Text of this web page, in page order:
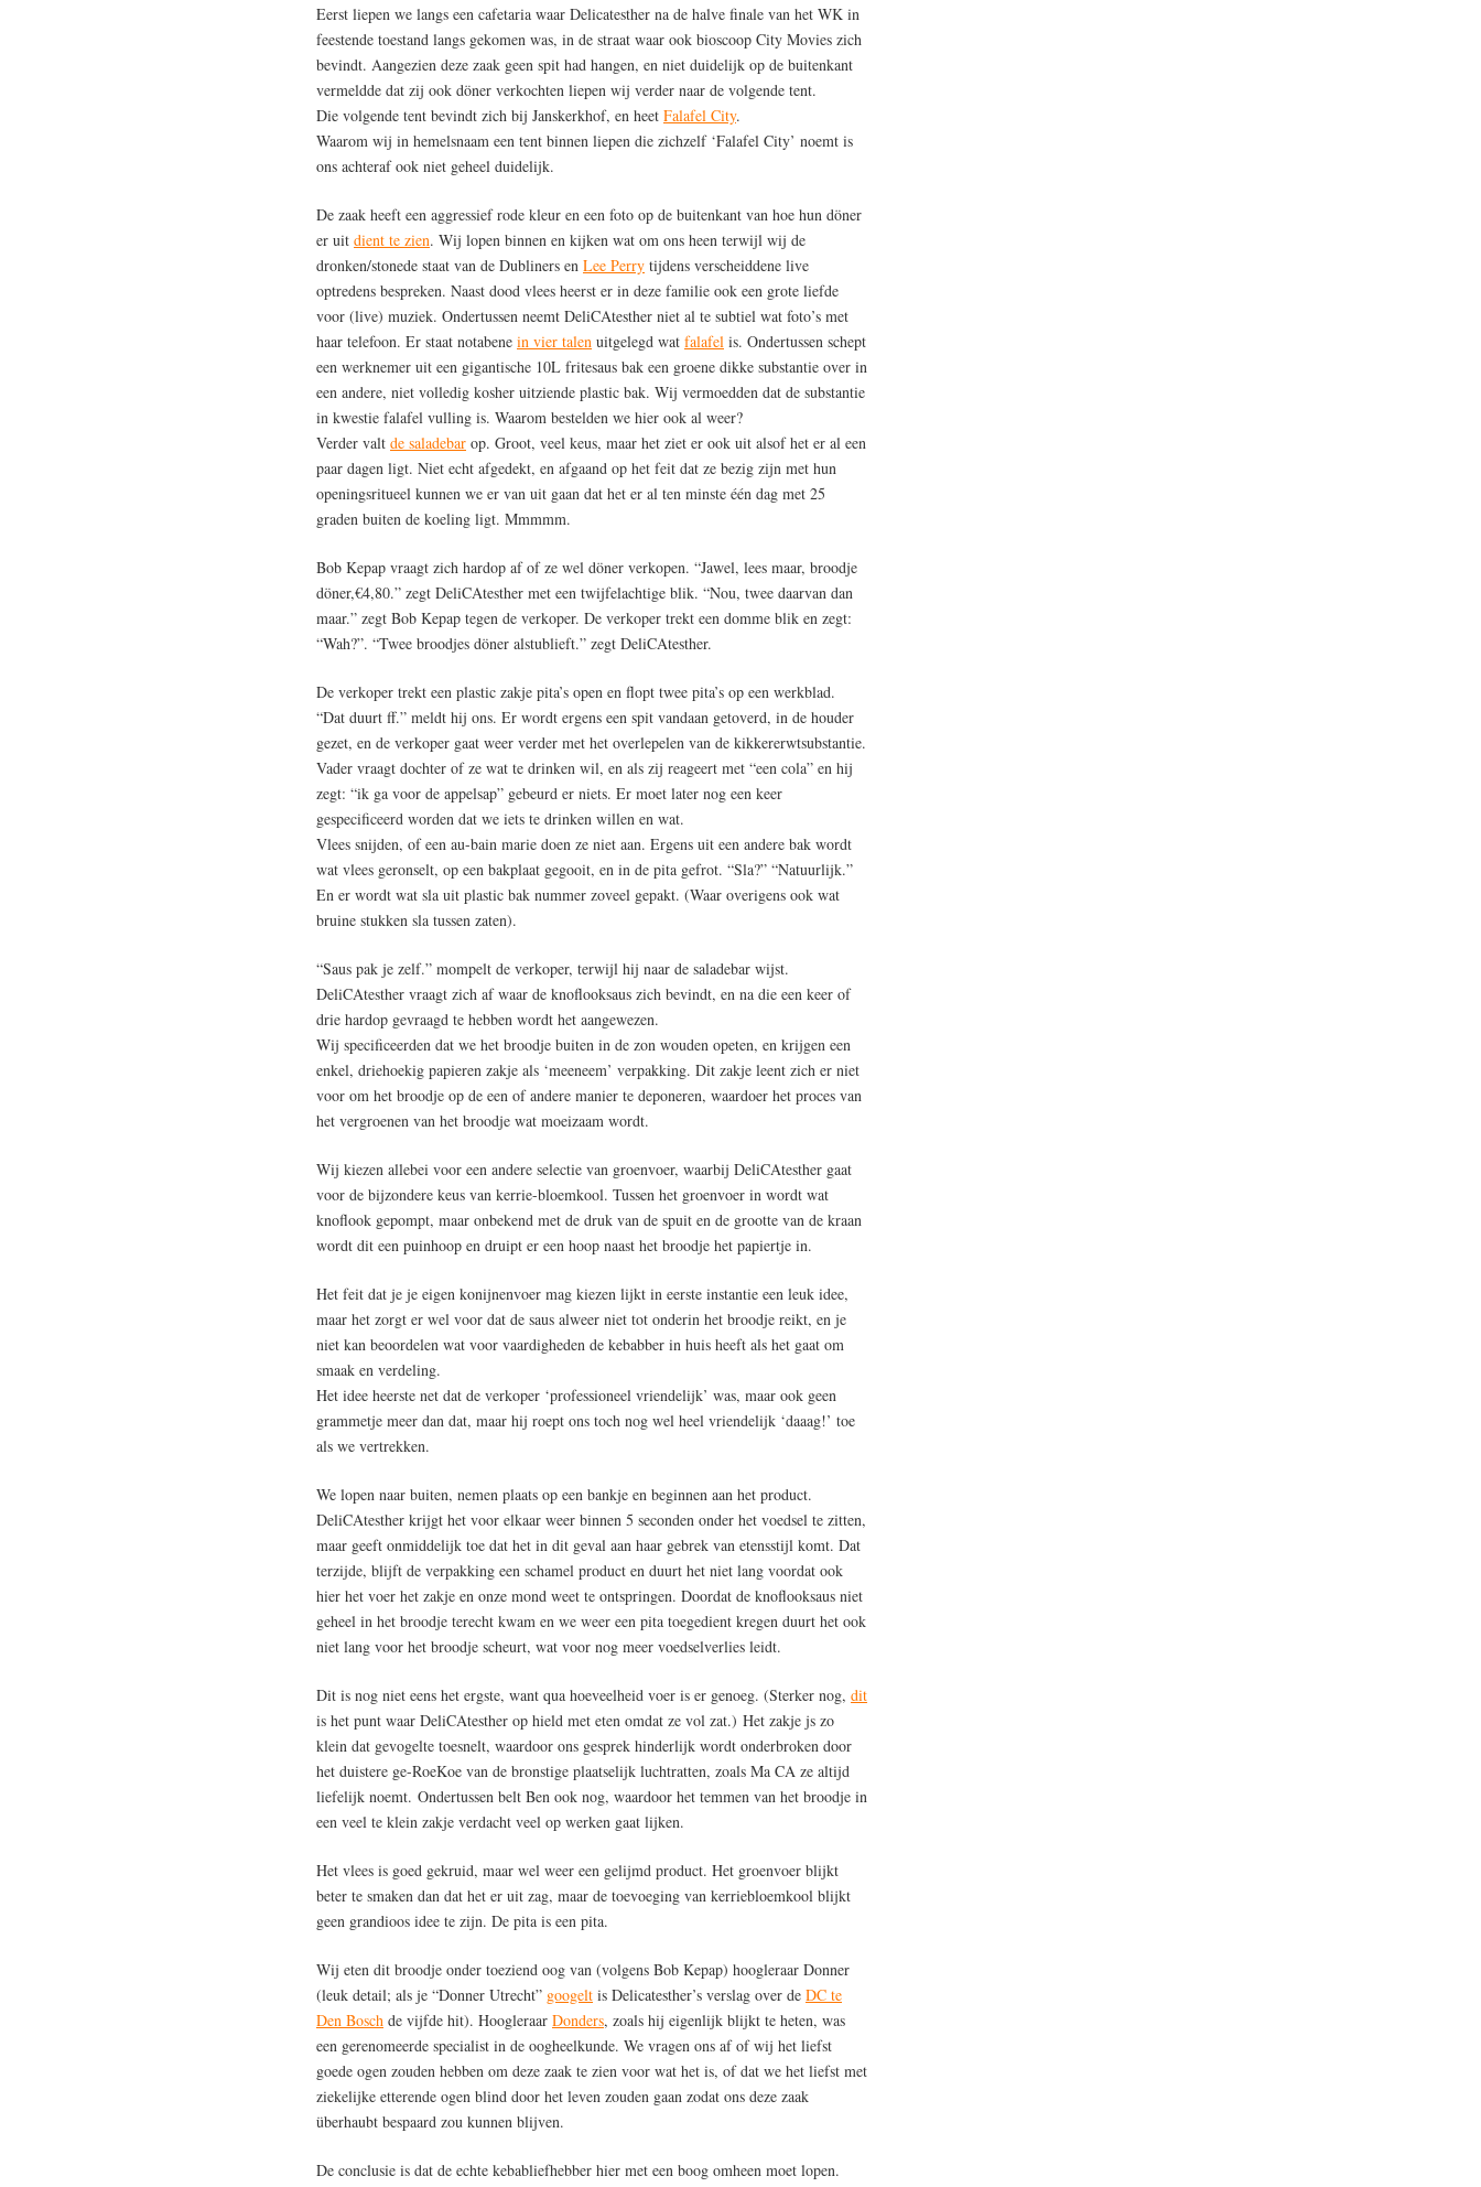
Eerst liepen we langs een cafetaria waar Delicatesther na de halve finale van het WK in
feestende toestand langs gekomen was, in de straat waar ook bioscoop City Movies zich
bevindt. Aangezien deze zaak geen spit had hangen, en niet duidelijk op de buitenkant
vermeldde dat zij ook döner verkochten liepen wij verder naar de volgende tent.
Die volgende tent bevindt zich bij Janskerkhof, en heet Falafel City.
Waarom wij in hemelsnaam een tent binnen liepen die zichzelf ‘Falafel City’ noemt is
ons achteraf ook niet geheel duidelijk.
De zaak heeft een aggressief rode kleur en een foto op de buitenkant van hoe hun döner
er uit dient te zien. Wij lopen binnen en kijken wat om ons heen terwijl wij de
dronken/stonede staat van de Dubliners en Lee Perry tijdens verscheiddene live
optredens bespreken. Naast dood vlees heerst er in deze familie ook een grote liefde
voor (live) muziek. Ondertussen neemt DeliCAtesther niet al te subtiel wat foto’s met
haar telefoon. Er staat notabene in vier talen uitgelegd wat falafel is. Ondertussen schept
een werknemer uit een gigantische 10L fritesaus bak een groene dikke substantie over in
een andere, niet volledig kosher uitziende plastic bak. Wij vermoedden dat de substantie
in kwestie falafel vulling is. Waarom bestelden we hier ook al weer?
Verder valt de saladebar op. Groot, veel keus, maar het ziet er ook uit alsof het er al een
paar dagen ligt. Niet echt afgedekt, en afgaand op het feit dat ze bezig zijn met hun
openingsritueel kunnen we er van uit gaan dat het er al ten minste één dag met 25
graden buiten de koeling ligt. Mmmmm.
Bob Kepap vraagt zich hardop af of ze wel döner verkopen. “Jawel, lees maar, broodje
döner,€4,80.” zegt DeliCAtesther met een twijfelachtige blik. “Nou, twee daarvan dan
maar.” zegt Bob Kepap tegen de verkoper. De verkoper trekt een domme blik en zegt:
“Wah?”. “Twee broodjes döner alstublieft.” zegt DeliCAtesther.
De verkoper trekt een plastic zakje pita’s open en flopt twee pita’s op een werkblad.
“Dat duurt ff.” meldt hij ons. Er wordt ergens een spit vandaan getoverd, in de houder
gezet, en de verkoper gaat weer verder met het overlepelen van de kikkererwtsubstantie.
Vader vraagt dochter of ze wat te drinken wil, en als zij reageert met “een cola” en hij
zegt: “ik ga voor de appelsap” gebeurd er niets. Er moet later nog een keer
gespecificeerd worden dat we iets te drinken willen en wat.
Vlees snijden, of een au-bain marie doen ze niet aan. Ergens uit een andere bak wordt
wat vlees geronselt, op een bakplaat gegooit, en in de pita gefrot. “Sla?” “Natuurlijk.”
En er wordt wat sla uit plastic bak nummer zoveel gepakt. (Waar overigens ook wat
bruine stukken sla tussen zaten).
“Saus pak je zelf.” mompelt de verkoper, terwijl hij naar de saladebar wijst.
DeliCAtesther vraagt zich af waar de knoflooksaus zich bevindt, en na die een keer of
drie hardop gevraagd te hebben wordt het aangewezen.
Wij specificeerden dat we het broodje buiten in de zon wouden opeten, en krijgen een
enkel, driehoekig papieren zakje als ‘meeneem’ verpakking. Dit zakje leent zich er niet
voor om het broodje op de een of andere manier te deponeren, waardoer het proces van
het vergroenen van het broodje wat moeizaam wordt.
Wij kiezen allebei voor een andere selectie van groenvoer, waarbij DeliCAtesther gaat
voor de bijzondere keus van kerrie-bloemkool. Tussen het groenvoer in wordt wat
knoflook gepompt, maar onbekend met de druk van de spuit en de grootte van de kraan
wordt dit een puinhoop en druipt er een hoop naast het broodje het papiertje in.
Het feit dat je je eigen konijnenvoer mag kiezen lijkt in eerste instantie een leuk idee,
maar het zorgt er wel voor dat de saus alweer niet tot onderin het broodje reikt, en je
niet kan beoordelen wat voor vaardigheden de kebabber in huis heeft als het gaat om
smaak en verdeling.
Het idee heerste net dat de verkoper ‘professioneel vriendelijk’ was, maar ook geen
grammetje meer dan dat, maar hij roept ons toch nog wel heel vriendelijk ‘daaag!’ toe
als we vertrekken.
We lopen naar buiten, nemen plaats op een bankje en beginnen aan het product.
DeliCAtesther krijgt het voor elkaar weer binnen 5 seconden onder het voedsel te zitten,
maar geeft onmiddelijk toe dat het in dit geval aan haar gebrek van etensstijl komt. Dat
terzijde, blijft de verpakking een schamel product en duurt het niet lang voordat ook
hier het voer het zakje en onze mond weet te ontspringen. Doordat de knoflooksaus niet
geheel in het broodje terecht kwam en we weer een pita toegedient kregen duurt het ook
niet lang voor het broodje scheurt, wat voor nog meer voedselverlies leidt.
Dit is nog niet eens het ergste, want qua hoeveelheid voer is er genoeg. (Sterker nog, dit
is het punt waar DeliCAtesther op hield met eten omdat ze vol zat.) Het zakje js zo
klein dat gevogelte toesnelt, waardoor ons gesprek hinderlijk wordt onderbroken door
het duistere ge-RoeKoe van de bronstige plaatselijk luchtratten, zoals Ma CA ze altijd
liefelijk noemt. Ondertussen belt Ben ook nog, waardoor het temmen van het broodje in
een veel te klein zakje verdacht veel op werken gaat lijken.
Het vlees is goed gekruid, maar wel weer een gelijmd product. Het groenvoer blijkt
beter te smaken dan dat het er uit zag, maar de toevoeging van kerriebloemkool blijkt
geen grandioos idee te zijn. De pita is een pita.
Wij eten dit broodje onder toeziend oog van (volgens Bob Kepap) hoogleraar Donner
(leuk detail; als je “Donner Utrecht” googelt is Delicatesther’s verslag over de DC te
Den Bosch de vijfde hit). Hoogleraar Donders, zoals hij eigenlijk blijkt te heten, was
een gerenomeerde specialist in de oogheelkunde. We vragen ons af of wij het liefst
goede ogen zouden hebben om deze zaak te zien voor wat het is, of dat we het liefst met
ziekelijke etterende ogen blind door het leven zouden gaan zodat ons deze zaak
überhaubt bespaard zou kunnen blijven.
De conclusie is dat de echte kebabliefhebber hier met een boog omheen moet lopen.